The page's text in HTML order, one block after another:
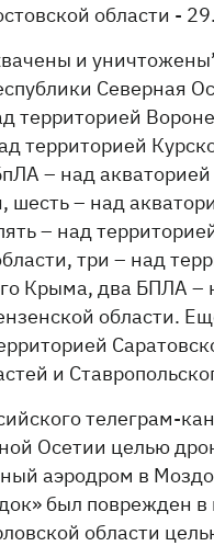
области - 29.
и
Северная
территорией
территорией
– над акваторией
шесть – над
– над
три – над
Крыма, два БПЛА –
области.
и
телеграм-
Осетии целью
аэродром в
был поврежден
области